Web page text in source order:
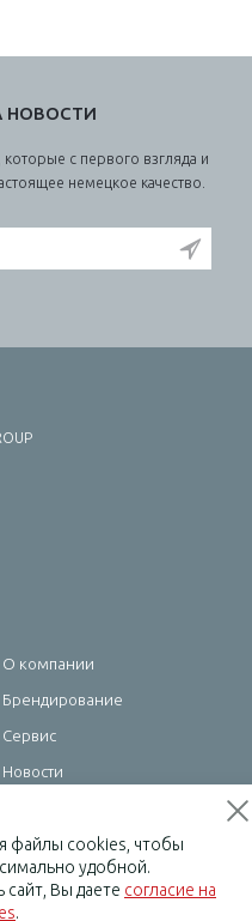
НОВОСТИ
которые с первого взгляда и
немецкое качество.
О компании
Брендирование
Сервис
Новости
файлы cookies, чтобы
удобной.
Вы даете согласие на
.